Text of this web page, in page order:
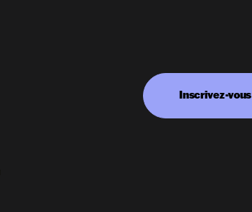
Inscrivez-vous